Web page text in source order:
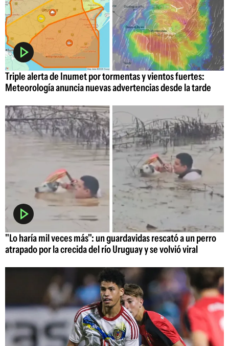
Triple alerta de Inumet por tormentas y vientos fuertes:
Meteorología anuncia nuevas advertencias desde la tarde
"Lo haría mil veces más": un guardavidas rescató a un perro
atrapado por la crecida del río Uruguay y se volvió viral